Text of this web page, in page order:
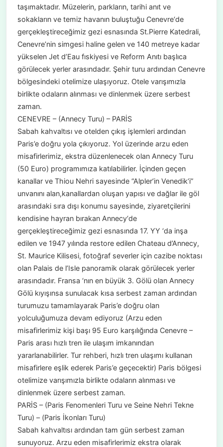
taşımaktadır. Müzelerin, parkların, tarihi anıt ve
sokakların ve temiz havanın buluştuğu Cenevre‘de
gerçekleştireceğimiz gezi esnasında St.Pierre Katedrali,
Cenevre’nin simgesi haline gelen ve 140 metreye kadar
yükselen Jet d’Eau fıskiyesi ve Reform Anıtı başlıca
görülecek yerler arasındadır. Şehir turu ardından Cenevre
bölgesindeki otelimize ulaşıyoruz. Otele varışımızla
birlikte odaların alınması ve dinlenmek üzere serbest
zaman.
CENEVRE – (Annecy Turu) – PARİS
Sabah kahvaltısı ve otelden çıkış işlemleri ardından
Paris’e doğru yola çıkıyoruz. Yol üzerinde arzu eden
misafirlerimiz, ekstra düzenlenecek olan Annecy Turu
(50 Euro) programımıza katılabilirler. İçinden geçen
kanallar ve Thiou Nehri sayesinde “Alpler’in Venedik‘i”
unvanını alan,kanallardan oluşan yapısı ve dağlar ile göl
arasındaki sıra dışı konumu sayesinde, ziyaretçilerini
kendisine hayran bırakan Annecy‘de
gerçekleştireceğimiz gezi esnasında 17. YY ‘da inşa
edilen ve 1947 yılında restore edilen Chateau d’Annecy,
St. Maurice Kilisesi, fotoğraf severler için cazibe noktası
olan Palais de l’Isle panoramik olarak görülecek yerler
arasındadır. Fransa ‘nın en büyük 3. Gölü olan Annecy
Gölü kıyışınsa sunulacak kısa serbest zaman ardından
turumuzu tamamlayarak Paris’e doğru olan
yolculuğumuza devam ediyoruz (Arzu eden
misafirlerimiz kişi başı 95 Euro karşılığında Cenevre –
Paris arası hızlı tren ile ulaşım imkanından
yararlanabilirler. Tur rehberi, hızlı tren ulaşımı kullanan
misafirlere eşlik ederek Paris’e geçecektir) Paris bölgesi
otelimize varışımızla birlikte odaların alınması ve
dinlenmek üzere serbest zaman.
PARİS – (Paris Fenomenleri Turu ve Seine Nehri Tekne
Turu) – (Paris İkonları Turu)
Sabah kahvaltısı ardından tam gün serbest zaman
sunuyoruz. Arzu eden misafirlerimiz ekstra olarak